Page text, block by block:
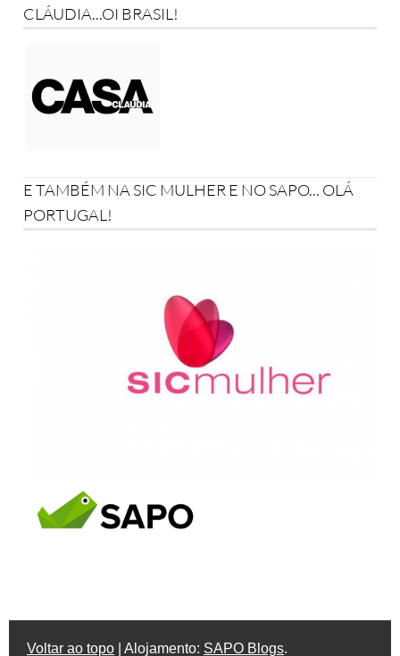
CLÁUDIA...OI BRASIL!
E TAMBÉM NA SIC MULHER E NO SAPO... OLÁ
PORTUGAL!
Voltar ao topo | Alojamento: SAPO Blogs.